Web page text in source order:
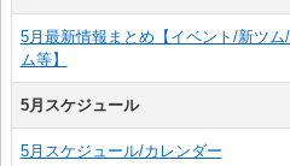
5月最新情報まとめ【イベント/新ツ
ム等】
5月スケジュール
5月スケジュール/カレンダー